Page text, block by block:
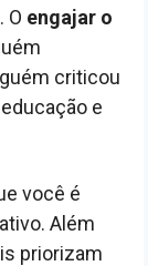
O engajar o
criticou
e
você é
Além
priorizam